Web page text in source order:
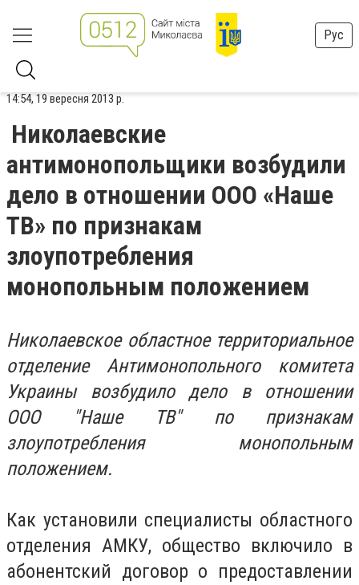
Рус
14:54, 19 вересня 2013 р.
Николаевские
антимонопольщики возбудили
дело в отношении ООО «Наше
ТВ» по признакам
злоупотребления
монопольным положением
Николаевское областное территориальное
отделение Антимонопольного комитета
Украины возбудило дело в отношении
ООО "Наше ТВ" по признакам
злоупотребления монопольным
положением.
Как установили специалисты областного
отделения АМКУ, общество включило в
абонентский договор о предоставлении